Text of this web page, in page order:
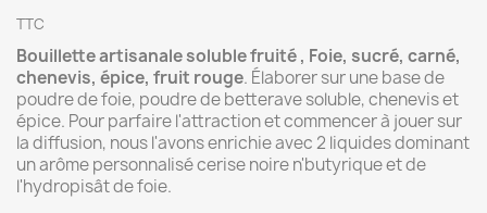
TTC
Bouillette artisanale soluble fruité, Foie, sucré, carné,
chenevis, épice, fruit rouge. Élaborer sur une base de
poudre de foie, poudre de betterave soluble, chenevis et
épice. Pour parfaire l'attraction et commencer à jouer sur
la diffusion, nous l'avons enrichie avec 2 liquides dominant
un arôme personnalisé cerise noire n'butyrique et de
l'hydropisât de foie.